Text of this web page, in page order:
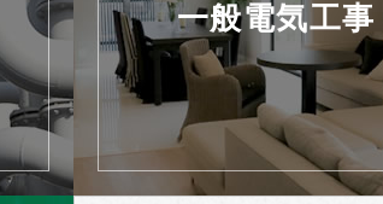
一般電気工事